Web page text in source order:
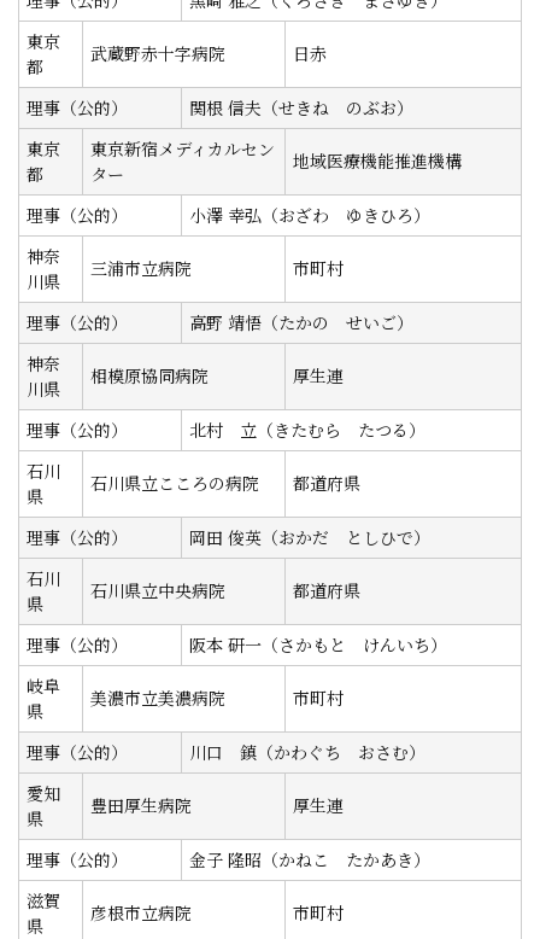
東京
都
武蔵野赤十字病院 日赤
理事（公的）
関根 信夫（せきね のぶお）
東京
都
東京新宿メディカルセン
ター
地域医療機能推進機構
理事（公的）
小澤 幸弘（おざわ ゆきひろ）
神奈
川県
三浦市立病院 市町村
理事（公的）
高野 靖悟（たかの せいご）
神奈
川県
相模原協同病院 厚生連
理事（公的）
北村 立（きたむら たつる）
石川
県
石川県立こころの病院 都道府県
理事（公的）
岡田 俊英（おかだ としひで）
石川
県
石川県立中央病院 都道府県
理事（公的）
阪本 研一（さかもと けんいち）
岐阜
県
美濃市立美濃病院 市町村
理事（公的）
川口 鎮（かわぐち おさむ）
愛知
県
豊田厚生病院 厚生連
理事（公的）
金子 隆昭（かねこ たかあき）
滋賀
県
彦根市立病院 市町村